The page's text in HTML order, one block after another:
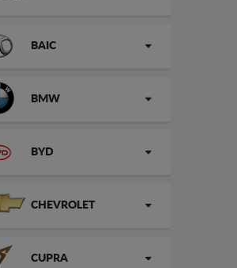
BAIC
BMW
BYD
CHEVROLET
CUPRA